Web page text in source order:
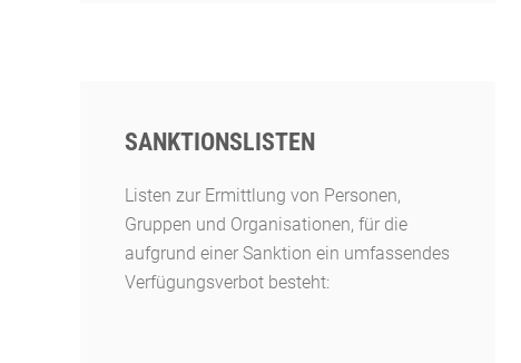
SANKTIONSLISTEN
Listen zur Ermittlung von Personen,
Gruppen und Organisationen, für die
aufgrund einer Sanktion ein umfassendes
Verfügungsverbot besteht: